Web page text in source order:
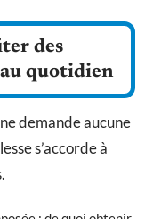
des
quotidien
demande aucune
s’accorde à